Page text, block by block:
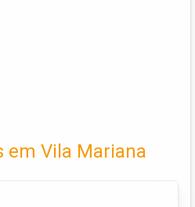
em Vila Mariana